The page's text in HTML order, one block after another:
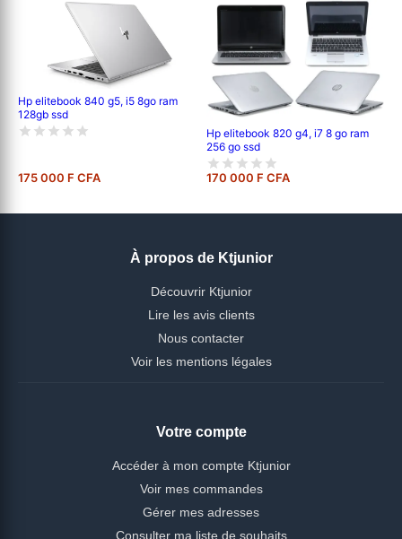
Hp elitebook 840 g5, i5 8go ram
128gb ssd
175 000 F CFA
Hp elitebook 820 g4, i7 8 go ram
256 go ssd
170 000 F CFA
À propos de Ktjunior
Découvrir Ktjunior
Lire les avis clients
Nous contacter
Voir les mentions légales
Votre compte
Accéder à mon compte Ktjunior
Voir mes commandes
Gérer mes adresses
Consulter ma liste de souhaits